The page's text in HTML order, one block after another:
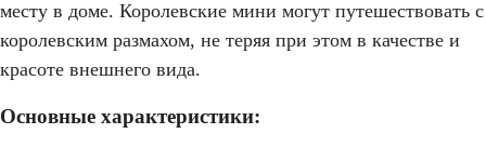
месту в доме. Королевские мини могут путешествовать с
королевским размахом, не теряя при этом в качестве и
красоте внешнего вида.
Основные характеристики: